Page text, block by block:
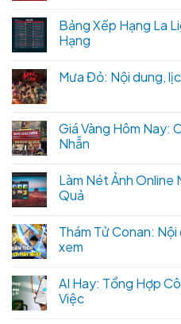
Bảng Xếp Hạng La
Hạng
Mưa Đỏ: Nội dung,
Giá Vàng Hôm Nay:
Nhẫn
Làm Nét Ảnh Online
Quả
Thám Tử Conan:
xem
AI Hay: Tổng Hợp
Việc